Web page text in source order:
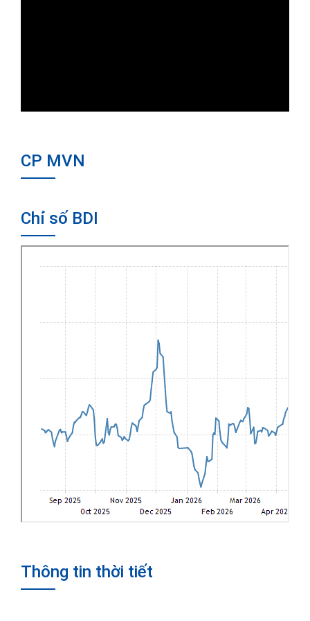
CP MVN
Chỉ số BDI
Thông tin thời tiết